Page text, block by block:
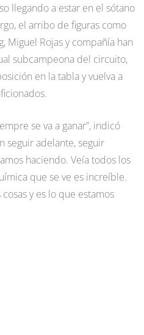
llegando a estar en el sótano
el arribo de figuras como
Miguel Rojas y compañía han
subcampeona del circuito,
en la tabla y vuelva a
se va a ganar”, indicó
seguir adelante, seguir
haciendo. Veía todos los
que se ve es increíble.
y es lo que estamos